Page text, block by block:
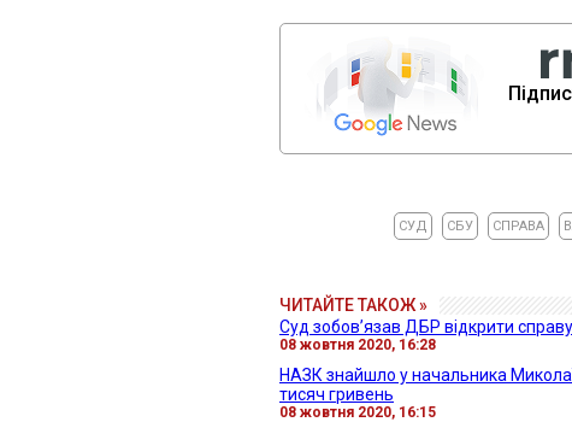
СУД СБУ СПРАВА
ЧИТАЙТЕ ТАКОЖ »
Суд зобов’язав ДБР відкрити
08 жовтня 2020, 16:28
НАЗК знайшло у начальника
тисяч гривень
08 жовтня 2020, 16:15